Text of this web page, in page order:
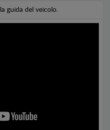
guida del veicolo.